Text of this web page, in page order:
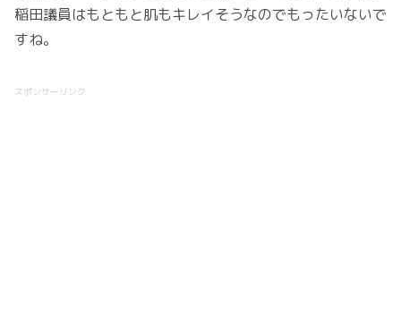
稲田議員はもともと肌もキレイそうなのでもったいないで
すね。
スポンサーリンク